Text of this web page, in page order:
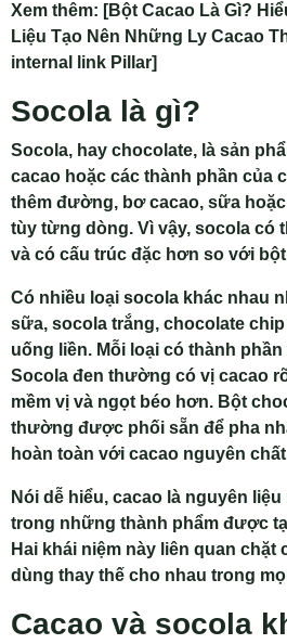
Xem thêm: [Bột Cacao Là Gì?
Liệu Tạo Nên Những Ly Cacao
internal link Pillar]
Socola là gì?
Socola, hay chocolate, là sản
cacao hoặc các thành phần của
thêm đường, bơ cacao, sữa
tùy từng dòng. Vì vậy, socola có
và có cấu trúc đặc hơn so với
Có nhiều loại socola khác nhau
sữa, socola trắng, chocolate
uống liền. Mỗi loại có thành
Socola đen thường có vị cacao
mềm vị và ngọt béo hơn. Bột
thường được phối sẵn để pha
hoàn toàn với cacao nguyên
Nói dễ hiểu, cacao là nguyên
trong những thành phẩm được
Hai khái niệm này liên quan
dùng thay thế cho nhau trong
Cacao và socola